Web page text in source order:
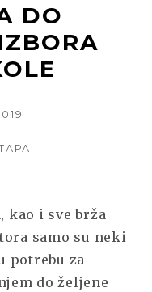
DO
USPEŠNOG
IZBORA
ŠKOLE
kao i sve brža
samo su neki
potrebu za
do željene